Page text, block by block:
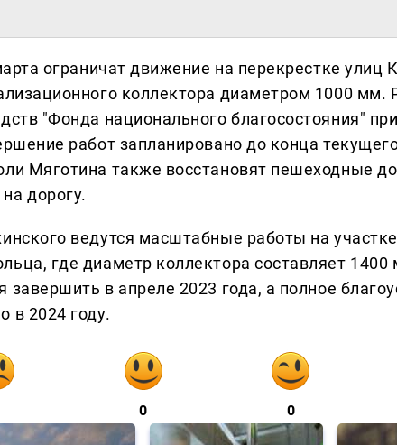
ограничат движение на перекрестке улиц
коллектора диаметром 1000 мм.
"Фонда национального благосостояния"
работ запланировано до конца
Мяготина также восстановят пешеходные
дорогу.
ведутся масштабные работы на
где диаметр коллектора составляет
завершить в апреле 2023 года, а полное
в 2024 году.
0 0